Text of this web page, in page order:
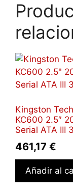
Kingston
KC600 2.5″
Serial ATA III
461,17 €
Añadir al